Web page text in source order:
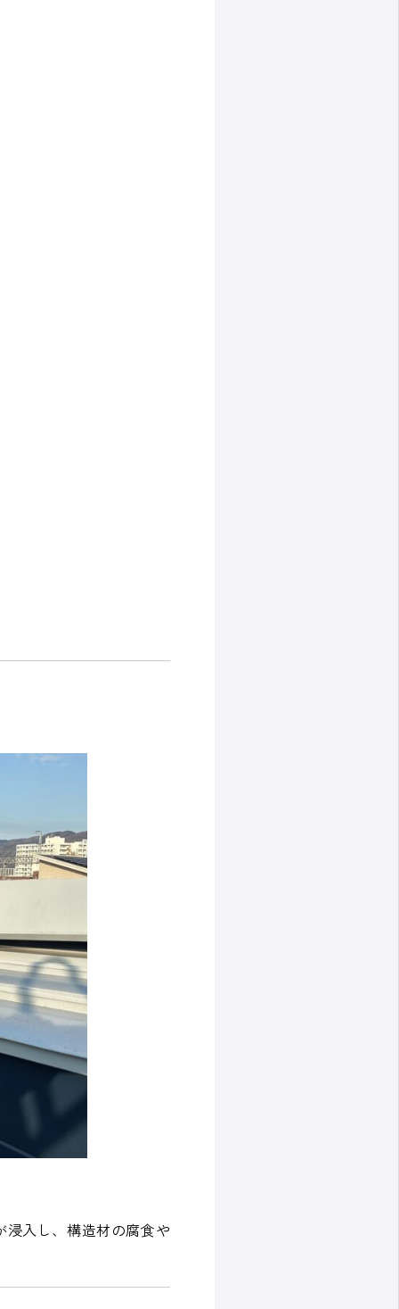
入し、構造材の腐食や